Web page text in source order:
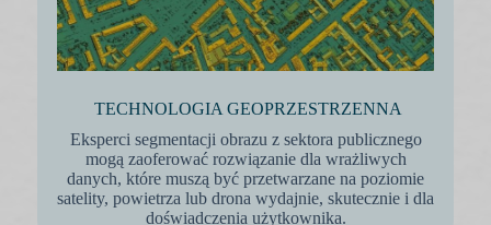
TECHNOLOGIA GEOPRZESTRZENNA
Eksperci segmentacji obrazu z sektora publicznego
mogą zaoferować rozwiązanie dla wrażliwych
danych, które muszą być przetwarzane na poziomie
satelity, powietrza lub drona wydajnie, skutecznie i dla
doświadczenia użytkownika.